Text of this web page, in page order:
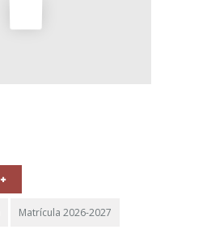
Matrícula 2026-2027